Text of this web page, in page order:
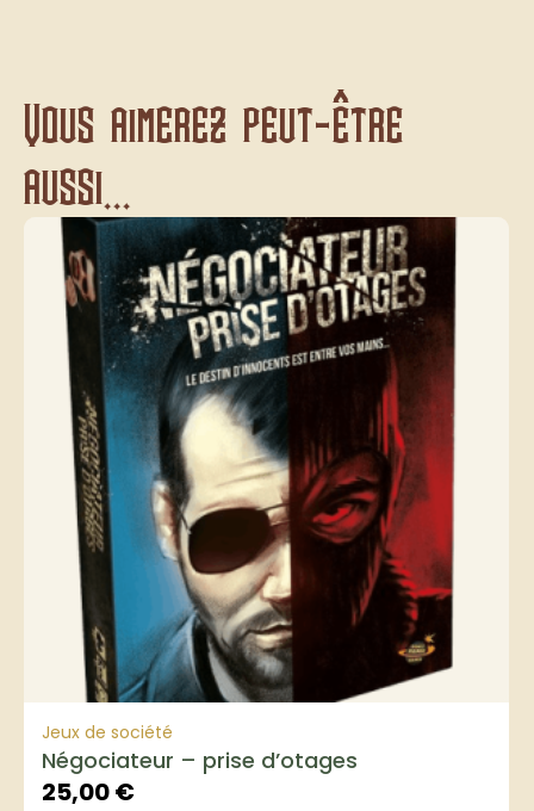
Vous aimerez peut-être
aussi...
Jeux de société
Négociateur – prise d’otages
25,00€